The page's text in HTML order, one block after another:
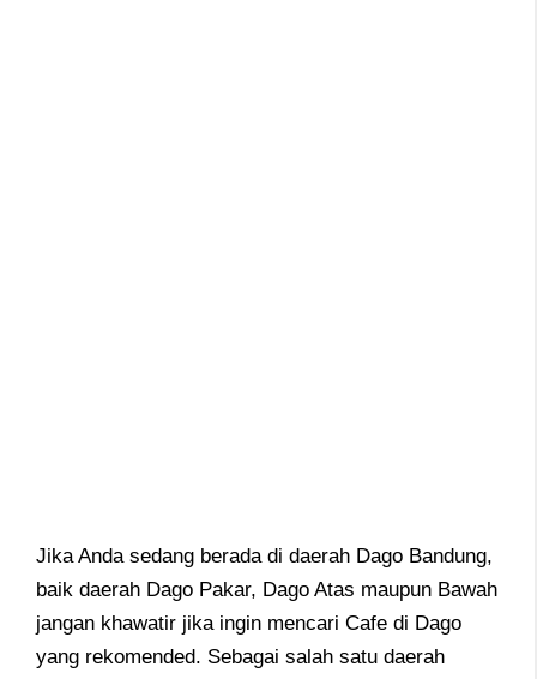
Jika Anda sedang berada di daerah Dago Bandung,
baik daerah Dago Pakar, Dago Atas maupun Bawah
jangan khawatir jika ingin mencari Cafe di Dago
yang rekomended. Sebagai salah satu daerah